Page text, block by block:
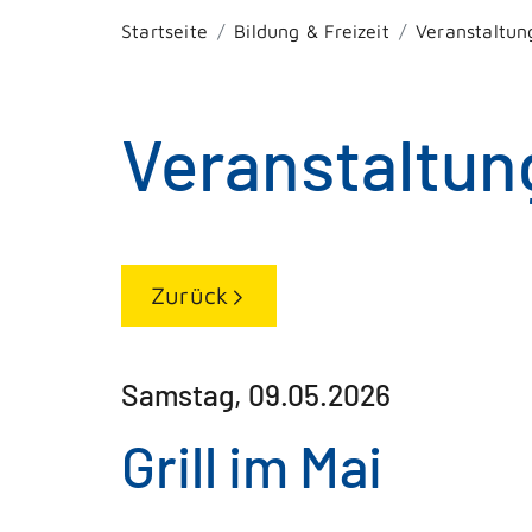
Startseite Bildung & Freizeit
Zurück
Samstag, 09.05.2026
Grill im Mai